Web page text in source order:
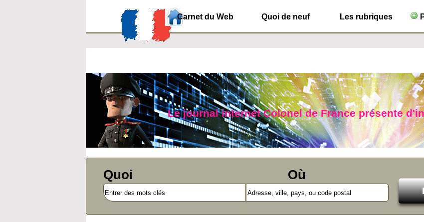
Carnet du Web Quoi de neuf Les rubriques
Le journal internet Colonel de France présente
Quoi Où